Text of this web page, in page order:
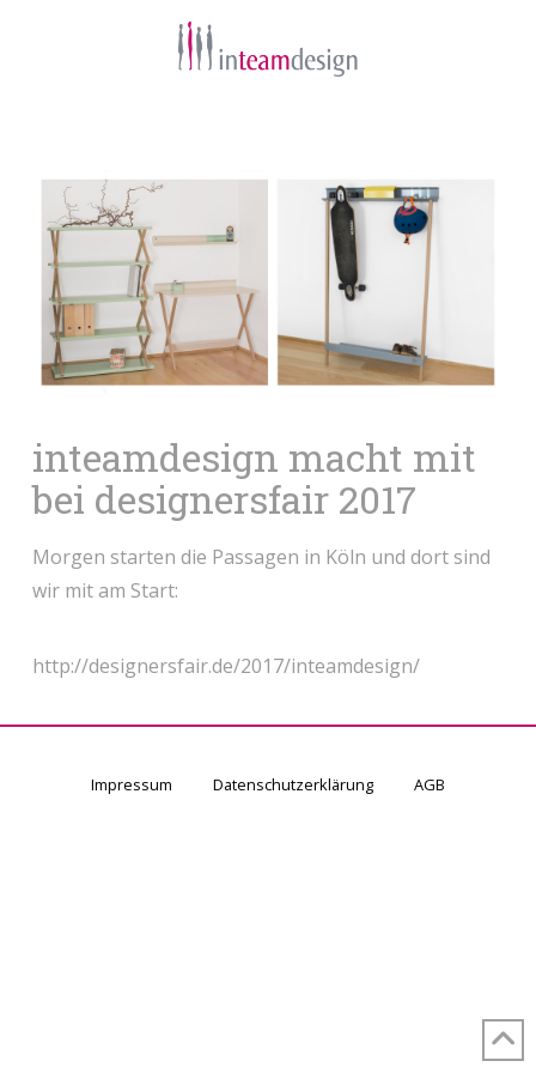
inteamdesign macht mit
bei designersfair 2017
Morgen starten die Passagen in Köln und dort sind
wir mit am Start:
http://designersfair.de/2017/inteamdesign/
Impressum Datenschutzerklärung AGB